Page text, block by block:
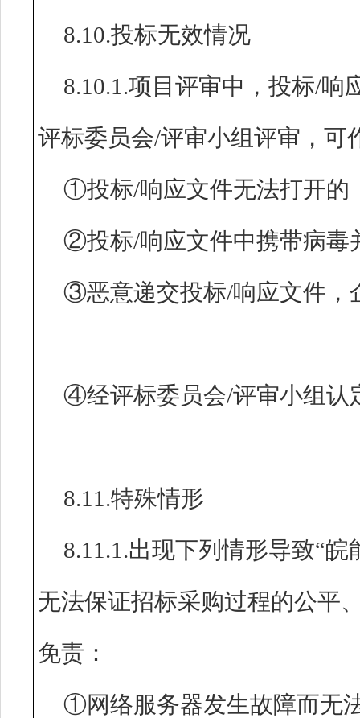
8.10.投标无效情况
8.10.1.项目评审中，投标/
评标委员会/评审小组评审，可
①投标/响应文件无法打开的
②投标/响应文件中携带病毒
③恶意递交投标/响应文件，
④经评标委员会/评审小组认
8.11.特殊情形
8.11.1.出现下列情形导致“
无法保证招标采购过程的公平
免责：
①网络服务器发生故障而无